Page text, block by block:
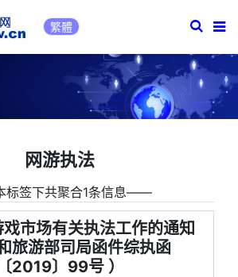
繁體
网游执法
签下共聚合1条信息――
市场有关执法工作的通知
旅游部司局函件综执函
〔2019〕99号 ）